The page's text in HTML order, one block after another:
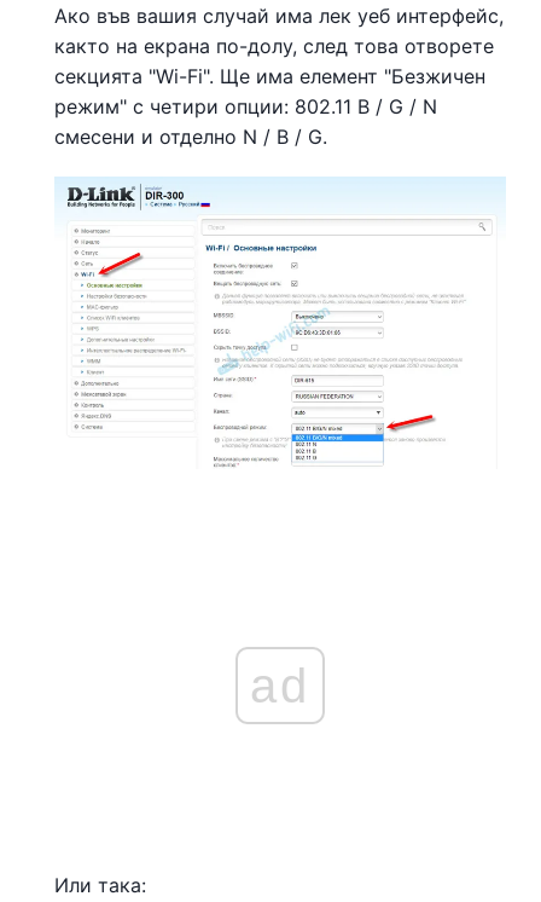
Ако във вашия случай има лек уеб интерфейс,
както на екрана по-долу, след това отворете
секцията "Wi-Fi". Ще има елемент "Безжичен
режим" с четири опции: 802.11 B / G / N
смесени и отделно N / B / G.
ad
Или така: